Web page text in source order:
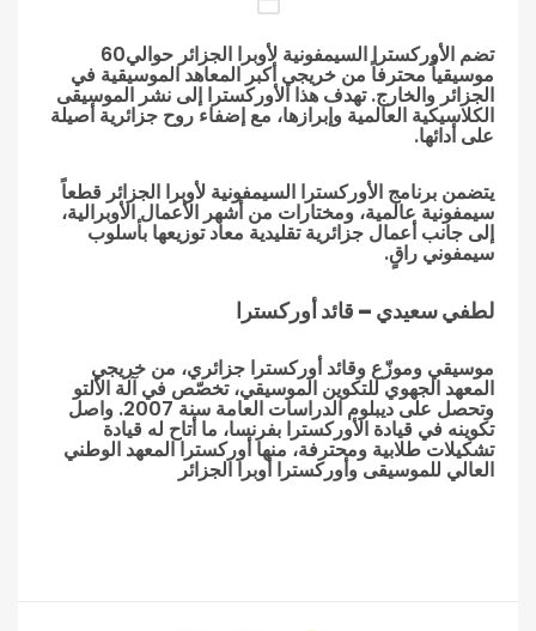
تضم الأوركسترا السيمفونية لأوبرا الجزائر حوالي60
موسيقياً محترفاً من خريجي أكبر المعاهد الموسيقية في
الجزائر والخارج. تهدف هذا الأوركسترا إلى نشر الموسيقى
الكلاسيكية العالمية وإبرازها، مع إضفاء روح جزائرية أصيلة
على أدائها.
يتضمن برنامج الأوركسترا السيمفونية لأوبرا الجزائر قطعاً
سيمفونية عالمية، ومختارات من أشهر الأعمال الأوبرالية،
إلى جانب أعمال جزائرية تقليدية معاد توزيعها بأسلوب
سيمفوني راقٍ.
لطفي سعيدي – قائد أوركسترا
موسيقي وموزّع وقائد أوركسترا جزائري، من خريجي
المعهد الجهوي للتكوين الموسيقي، تخصّص في آلة الألتو
وتحصل على ديبلوم الدراسات العامة سنة 2007. واصل
تكوينه في قيادة الأوركسترا بفرنسا، ما أتاح له قيادة
تشكيلات طلابية ومحترفة، منها أوركسترا المعهد الوطني
العالي للموسيقى وأوركسترا أوبرا الجزائر